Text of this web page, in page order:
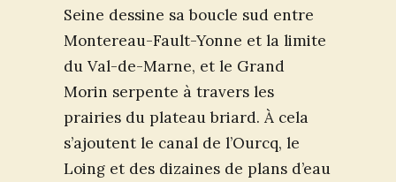
Seine dessine sa boucle sud entre
Montereau-Fault-Yonne et la limite
du Val-de-Marne, et le Grand
Morin serpente à travers les
prairies du plateau briard. À cela
s’ajoutent le canal de l’Ourcq, le
Loing et des dizaines de plans d’eau